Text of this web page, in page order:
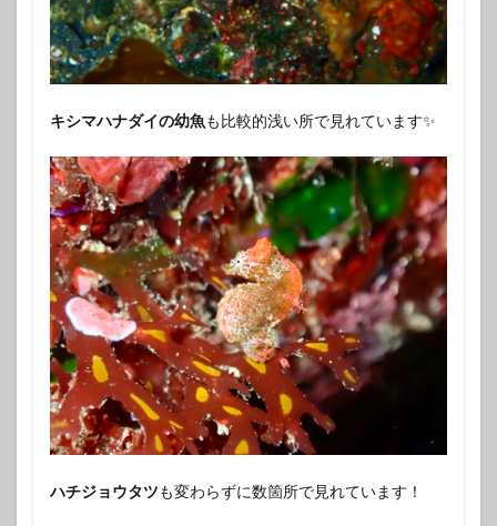
キシマハナダイの幼魚も比較的浅い所で見れています✨️
ハチジョウタツも変わらずに数箇所で見れています！